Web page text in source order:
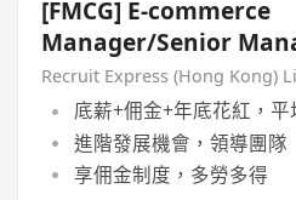
[FMCG] E-commerce
Manager/Senior
6xK
Recruit Express (Hong Kong)
底薪+佣金+年底花紅，
進階發展機會，領導團隊
享佣金制度，多勞多得